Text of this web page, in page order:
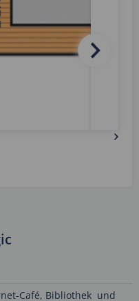
Café, Bibliothek und